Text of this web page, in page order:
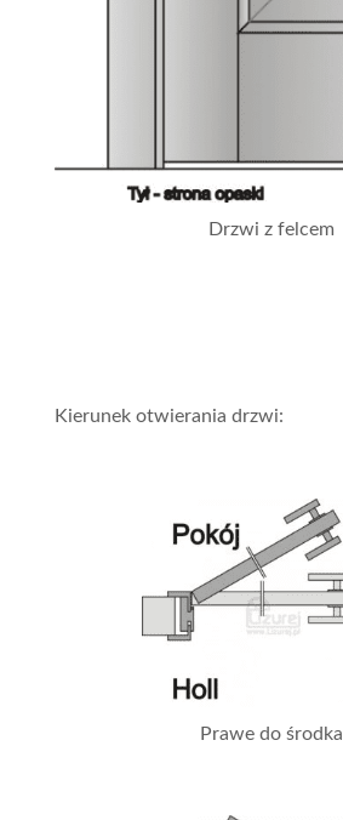
Drzwi z felcem
Kierunek otwierania drzwi:
Prawe do środka